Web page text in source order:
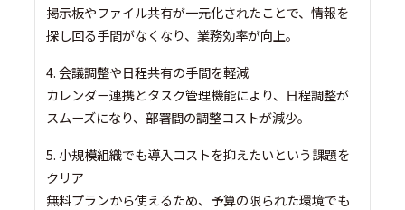
掲示板やファイル共有が一元化されたことで、情報を
探し回る手間がなくなり、業務効率が向上。
4. 会議調整や日程共有の手間を軽減
カレンダー連携とタスク管理機能により、日程調整が
スムーズになり、部署間の調整コストが減少。
5. 小規模組織でも導入コストを抑えたいという課題を
クリア
無料プランから使えるため、予算の限られた環境でも